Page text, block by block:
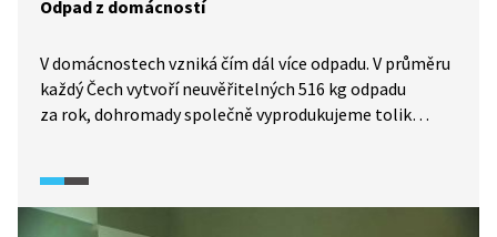
Odpad z domácností
V domácnostech vzniká čím dál více odpadu. V průměru
každý Čech vytvoří neuvěřitelných 516 kg odpadu
za rok, dohromady společně vyprodukujeme tolik
Polovina komunálního odpadu však stále končí
na skládkách.